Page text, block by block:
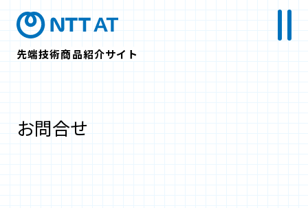
先端技術商品紹介サイト
お問合せ